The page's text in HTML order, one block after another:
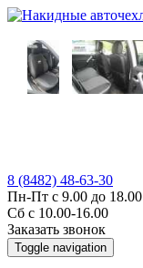
8 (8482) 48-63-30
Пн-Пт с 9.00 до 18.00
Сб с 10.00-16.00
Заказать звонок
Toggle navigation